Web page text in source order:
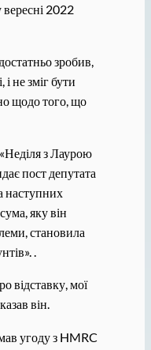
2022
зробив,
не зміг бути
щодо того, що
з Лаурою
пост депутата
наступних
яку він
становила
.
відставку, мої
він.
угоду з HMRC